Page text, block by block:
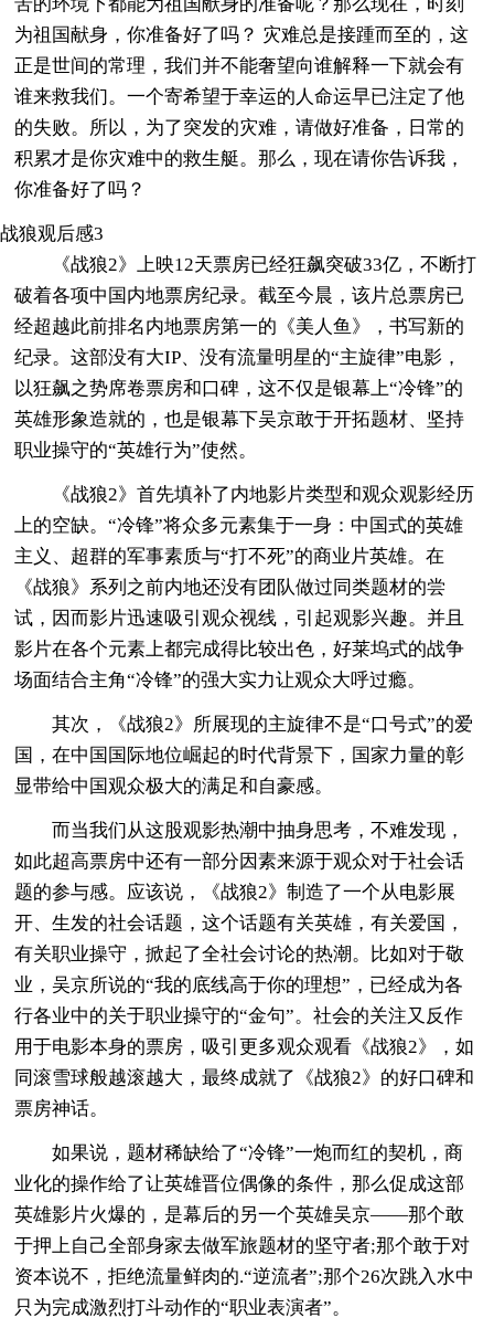
为祖国献身，你准备好了吗？ 灾难总是接踵而至的，这
正是世间的常理，我们并不能奢望向谁解释一下就会有
谁来救我们。一个寄希望于幸运的人命运早已注定了他
的失败。所以，为了突发的灾难，请做好准备，日常的
积累才是你灾难中的救生艇。那么，现在请你告诉我，
你准备好了吗？
战狼观后感3
《战狼2》上映12天票房已经狂飙突破33亿，不断打
破着各项中国内地票房纪录。截至今晨，该片总票房已
经超越此前排名内地票房第一的《美人鱼》，书写新的
纪录。这部没有大IP、没有流量明星的“主旋律”电影，
以狂飙之势席卷票房和口碑，这不仅是银幕上“冷锋”的
英雄形象造就的，也是银幕下吴京敢于开拓题材、坚持
职业操守的“英雄行为”使然。
《战狼2》首先填补了内地影片类型和观众观影经历
上的空缺。“冷锋”将众多元素集于一身：中国式的英雄
主义、超群的军事素质与“打不死”的商业片英雄。在
《战狼》系列之前内地还没有团队做过同类题材的尝
试，因而影片迅速吸引观众视线，引起观影兴趣。并且
影片在各个元素上都完成得比较出色，好莱坞式的战争
场面结合主角“冷锋”的强大实力让观众大呼过瘾。
其次，《战狼2》所展现的主旋律不是“口号式”的爱
国，在中国国际地位崛起的时代背景下，国家力量的彰
显带给中国观众极大的满足和自豪感。
而当我们从这股观影热潮中抽身思考，不难发现，
如此超高票房中还有一部分因素来源于观众对于社会话
题的参与感。应该说，《战狼2》制造了一个从电影展
开、生发的社会话题，这个话题有关英雄，有关爱国，
有关职业操守，掀起了全社会讨论的热潮。比如对于敬
业，吴京所说的“我的底线高于你的理想”，已经成为各
行各业中的关于职业操守的“金句”。社会的关注又反作
用于电影本身的票房，吸引更多观众观看《战狼2》，如
同滚雪球般越滚越大，最终成就了《战狼2》的好口碑和
票房神话。
如果说，题材稀缺给了“冷锋”一炮而红的契机，商
业化的操作给了让英雄晋位偶像的条件，那么促成这部
英雄影片火爆的，是幕后的另一个英雄吴京——那个敢
于押上自己全部身家去做军旅题材的坚守者;那个敢于对
资本说不，拒绝流量鲜肉的.“逆流者”;那个26次跳入水中
只为完成激烈打斗动作的“职业表演者”。